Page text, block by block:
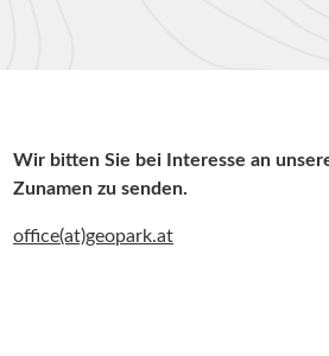
Wir bitten Sie bei Interesse an
Zunamen zu senden.
office(at)geopark.at